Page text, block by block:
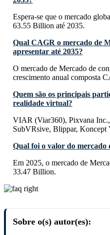
Espera-se que o mercado
63.55 Billion até 2035.
Qual CAGR o mercado de
apresentar até 2035?
O mercado de Mercado de
crescimento anual composta
Quem são os principais
realidade virtual?
VIAR (Viar360), Pixvana
SubVRsive, Blippar, Koncept
Qual foi o valor do mercado
Em 2025, o mercado de
33.47 Billion.
Sobre o(s) autor(es):